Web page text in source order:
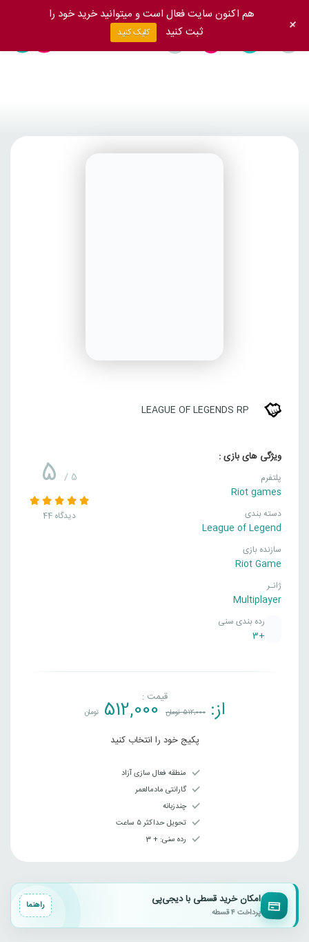
LEAGUE OF LEGENDS RP
ویژگی های بازی :
پلتفرم
Riot games
دسته بندی
League of Legend
سازنده بازی
Riot Game
ژانـر
Multiplayer
رده بندی سنی
+3
5 / 5
44 دیدگاه
قیمت : از: 512,000تومان 512,000 تومان
پکیج خود را انتخاب کنید
منطقه فعال سازی آزاد
گارانتی مادمالعمر
چندزبانه
تحویل حداکثر ۵ ساعت
رده سنی‌: + 3
امکان خرید قسطی با دیجی‌پی
پرداخت ۴ قسطه
راهنما
هم اکنون سایت فعال است و میتوانید خرید خود را
ثبت کنید
کلیک کنید +